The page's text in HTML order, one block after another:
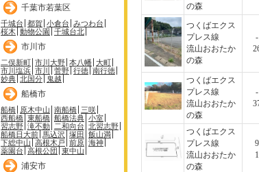
千葉市若葉区
千城台 都賀 小倉台 みつわ台
桜木 動物公園 千城台北
市川市
二俣新町 市川大野 本八幡 大町
市川塩浜 市川 菅野 行徳 南行徳
妙典 北国分 鬼越
船橋市
船橋 原木中山 南船橋 三咲
西船橋 東船橋 船橋法典 小室
習志野 滝不動 二和向台 北習志野
船橋日大前 馬込沢 塚田 飯山満
下総中山 高根木戸 前原 海神
薬園台 高根公団 東中山
浦安市
の森
つくばエクス
プレス線
流山おおたか
の森
-
つくばエクス
プレス線
流山おおたか
の森
-
つくばエクス
プレス線
流山おおたか
の森
9
1